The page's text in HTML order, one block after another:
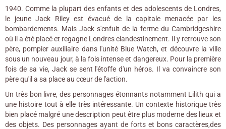
1940. Comme la plupart des enfants et des adolescents de Londres,
le jeune Jack Riley est évacué de la capitale menacée par les
bombardements. Mais Jack s'enfuit de la ferme du Cambridgeshire
où il a été placé et regagne Londres clandestinement. Il y retrouve son
père, pompier auxiliaire dans l'unité Blue Watch, et découvre la ville
sous un nouveau jour, à la fois intense et dangereux. Pour la première
fois de sa vie, Jack se sent l'étoffe d'un héros. Il va convaincre son
père qu'il a sa place au cœur de l'action.
Un très bon livre, des personnages étonnants notamment Lilith qui a
une histoire tout à elle très intéressante. Un contexte historique très
bien placé malgré une description peut être plus moderne des lieux et
des objets. Des personnages ayant de forts et bons caractères,des